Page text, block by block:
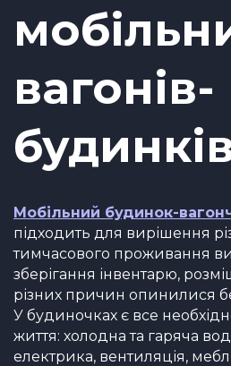
вагонів-
Мобільний будинок-
підходить для вирішення
тимчасового проживання
зберігання інвентарю,
різних причин опинилися
У будиночках є все
життя: холодна та гаряча
електрика, вентиляція,